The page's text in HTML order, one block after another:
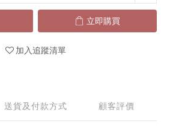
立即購買
加入追蹤清單
送貨及付款方式 顧客評價